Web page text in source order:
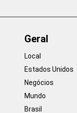
Geral
Local
Estados Unidos
Negócios
Mundo
Brasil